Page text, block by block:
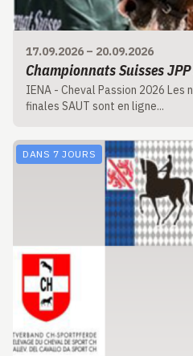
17.09.2026 – 20.09.2026
Championnats Suisses JPP
IENA - Cheval Passion 2026 Les
finales SAUT sont en ligne...
DANS 7 JOURS